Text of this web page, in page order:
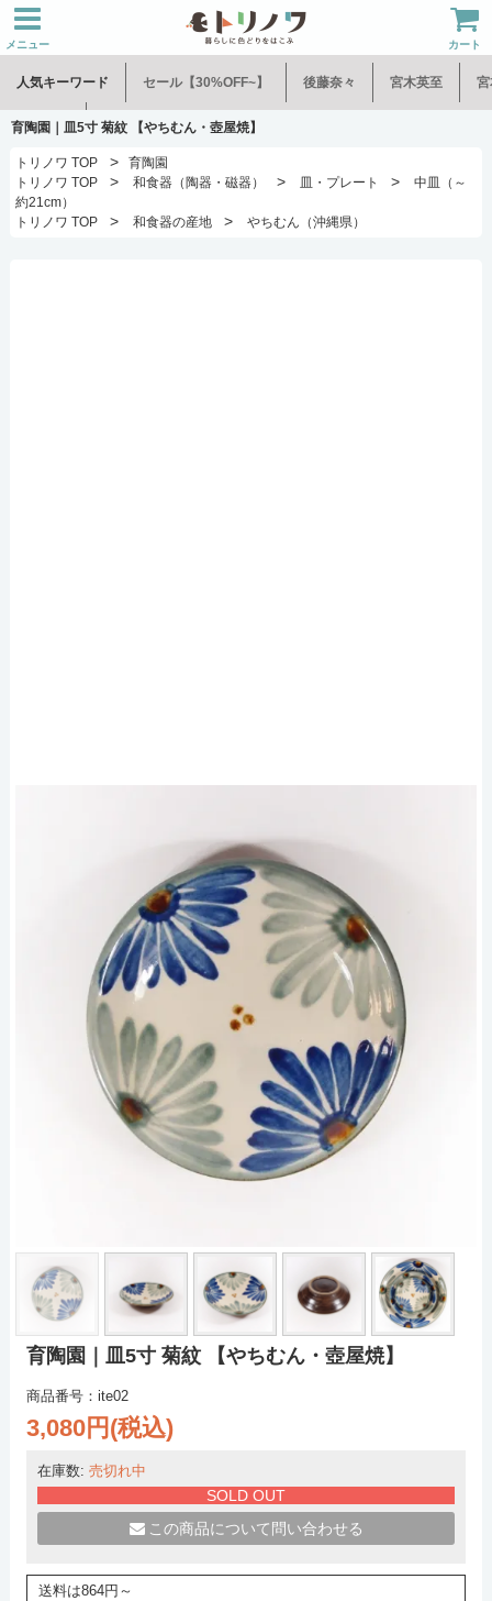
メニュー カート
人気キーワード セール【30%OFF~】 後藤奈々 宮木英至 宮
水谷和音 児玉修治
育陶園｜皿5寸 菊紋 【やちむん・壺屋焼】
トリノワ TOP >
育陶園
トリノワ TOP
> 和食器（陶器・磁器） > 皿・プレート >
中皿（～
約21cm）
トリノワ TOP
> 和食器の産地 > やちむん（沖縄県）
育陶園｜皿5寸 菊紋 【やちむん・壺屋焼】
商品番号：ite02
3,080円(税込)
在庫数: 売切れ中
SOLD OUT
この商品について問い合わせる
送料は864円～